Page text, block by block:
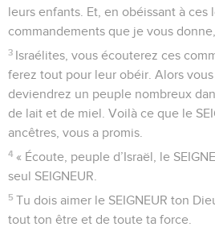
leurs enfants. Et, en obéissant à ces
commandements que je vous
3 Israélites, vous écouterez ces
ferez tout pour leur obéir. Alors
deviendrez un peuple nombreux
de lait et de miel. Voilà ce que le
ancêtres, vous a promis.
4 « Écoute, peuple d’Israël, le
seul SEIGNEUR.
5 Tu dois aimer le SEIGNEUR ton
tout ton être et de toute ta force.